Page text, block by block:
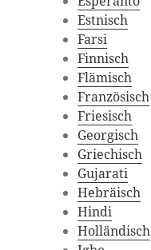
Estnisch
Farsi
Finnisch
Flämisch
Französisch
Friesisch
Georgisch
Griechisch
Gujarati
Hebräisch
Hindi
Holländisch